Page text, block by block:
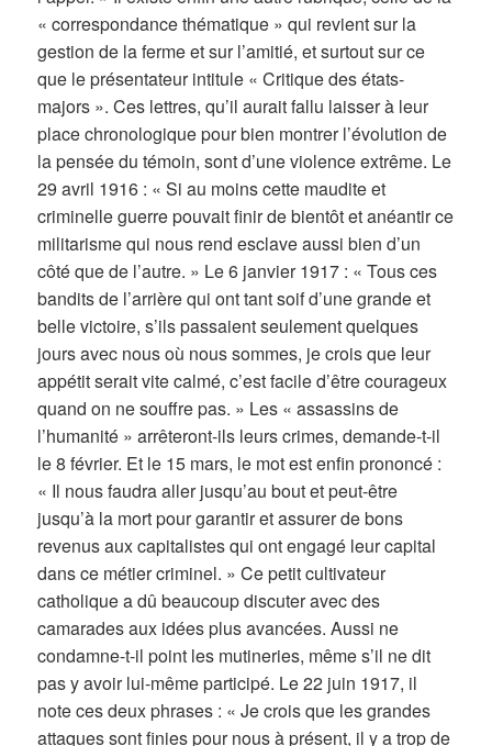
« correspondance thématique » qui revient sur la
gestion de la ferme et sur l’amitié, et surtout sur ce
que le présentateur intitule « Critique des états-
majors ». Ces lettres, qu’il aurait fallu laisser à leur
place chronologique pour bien montrer l’évolution de
la pensée du témoin, sont d’une violence extrême. Le
29 avril 1916 : « Si au moins cette maudite et
criminelle guerre pouvait finir de bientôt et anéantir ce
militarisme qui nous rend esclave aussi bien d’un
côté que de l’autre. » Le 6 janvier 1917 : « Tous ces
bandits de l’arrière qui ont tant soif d’une grande et
belle victoire, s’ils passaient seulement quelques
jours avec nous où nous sommes, je crois que leur
appétit serait vite calmé, c’est facile d’être courageux
quand on ne souffre pas. » Les « assassins de
l’humanité » arrêteront-ils leurs crimes, demande-t-il
le 8 février. Et le 15 mars, le mot est enfin prononcé :
« Il nous faudra aller jusqu’au bout et peut-être
jusqu’à la mort pour garantir et assurer de bons
revenus aux capitalistes qui ont engagé leur capital
dans ce métier criminel. » Ce petit cultivateur
catholique a dû beaucoup discuter avec des
camarades aux idées plus avancées. Aussi ne
condamne-t-il point les mutineries, même s’il ne dit
pas y avoir lui-même participé. Le 22 juin 1917, il
note ces deux phrases : « Je crois que les grandes
attaques sont finies pour nous à présent, il y a trop de